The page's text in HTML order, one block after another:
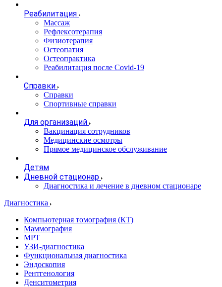
Реабилитация
Массаж
Рефлексотерапия
Физиотерапия
Остеопатия
Остеопрактика
Реабилитация после Covid-19
Справки
Справки
Спортивные справки
Для организаций
Вакцинация сотрудников
Медицинские осмотры
Прямое медицинское обслуживание
Детям
Дневной стационар
Диагностика и лечение в дневном стационаре
Диагностика
Компьютерная томография (КТ)
Маммография
МРТ
УЗИ-диагностика
Функциональная диагностика
Эндоскопия
Рентгенология
Денситометрия